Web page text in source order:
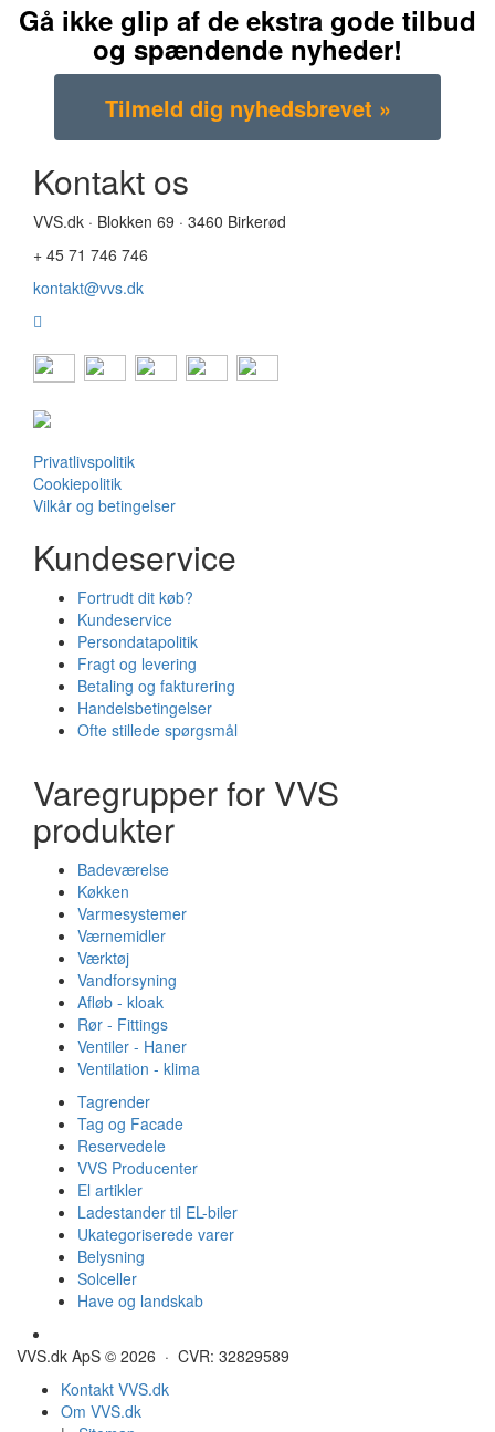
Gå ikke glip af de ekstra gode tilbud
og spændende nyheder!
Kontakt os
VVS.dk · Blokken 69 · 3460 Birkerød
+ 45 71 746 746
kontakt@vvs.dk
Privatlivspolitik
Cookiepolitik
Vilkår og betingelser
Kundeservice
Fortrudt dit køb?
Kundeservice
Persondatapolitik
Fragt og levering
Betaling og fakturering
Handelsbetingelser
Ofte stillede spørgsmål
Varegrupper for VVS
produkter
Badeværelse
Køkken
Varmesystemer
Værnemidler
Værktøj
Vandforsyning
Afløb - kloak
Rør - Fittings
Ventiler - Haner
Ventilation - klima
Tagrender
Tag og Facade
Reservedele
VVS Producenter
El artikler
Ladestander til EL-biler
Ukategoriserede varer
Belysning
Solceller
Have og landskab
VVS.dk ApS © 2026 · CVR: 32829589
Kontakt VVS.dk
Om VVS.dk